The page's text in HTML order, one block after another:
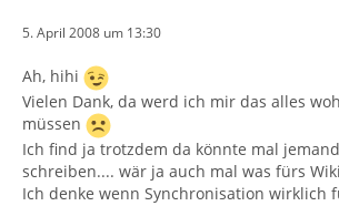
5. April 2008 um 13:30
Ah, hihi
Vielen Dank, da werd ich mir das alles
müssen
Ich find ja trotzdem da könnte mal
schreiben.... wär ja auch mal was fürs
Ich denke wenn Synchronisation wirklich